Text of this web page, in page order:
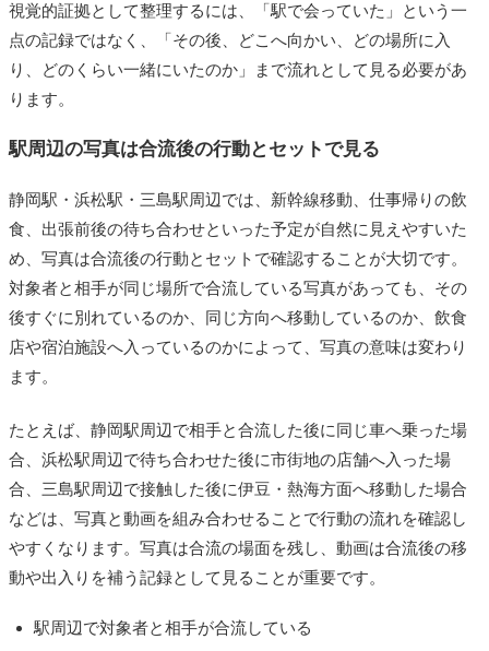
視覚的証拠として整理するには、「駅で会っていた」という一
点の記録ではなく、「その後、どこへ向かい、どの場所に入
り、どのくらい一緒にいたのか」まで流れとして見る必要があ
ります。
駅周辺の写真は合流後の行動とセットで見る
静岡駅・浜松駅・三島駅周辺では、新幹線移動、仕事帰りの飲
食、出張前後の待ち合わせといった予定が自然に見えやすいた
め、写真は合流後の行動とセットで確認することが大切です。
対象者と相手が同じ場所で合流している写真があっても、その
後すぐに別れているのか、同じ方向へ移動しているのか、飲食
店や宿泊施設へ入っているのかによって、写真の意味は変わり
ます。
たとえば、静岡駅周辺で相手と合流した後に同じ車へ乗った場
合、浜松駅周辺で待ち合わせた後に市街地の店舗へ入った場
合、三島駅周辺で接触した後に伊豆・熱海方面へ移動した場合
などは、写真と動画を組み合わせることで行動の流れを確認し
やすくなります。写真は合流の場面を残し、動画は合流後の移
動や出入りを補う記録として見ることが重要です。
駅周辺で対象者と相手が合流している